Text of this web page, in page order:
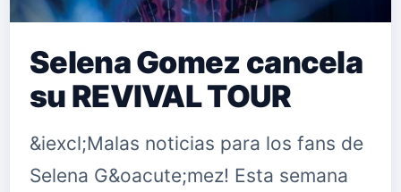
Selena Gomez cancela
su REVIVAL TOUR
&iexcl;Malas noticias para los fans de
Selena G&oacute;mez! Esta semana